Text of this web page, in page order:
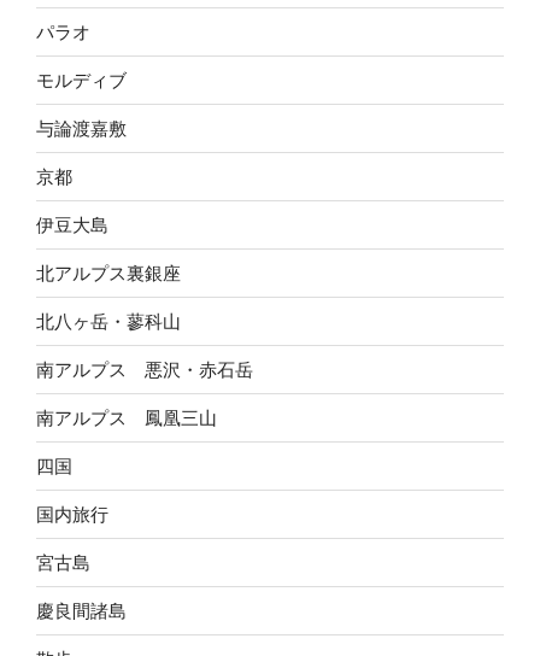
パラオ
モルディブ
与論渡嘉敷
京都
伊豆大島
北アルプス裏銀座
北八ヶ岳・蓼科山
南アルプス 悪沢・赤石岳
南アルプス 鳳凰三山
四国
国内旅行
宮古島
慶良間諸島